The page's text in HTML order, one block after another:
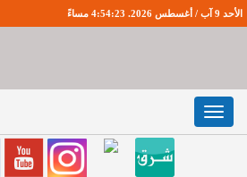
الأحد 9 آب / أغسطس 2026. 4:54:24 مساءً
Toggle
navigation